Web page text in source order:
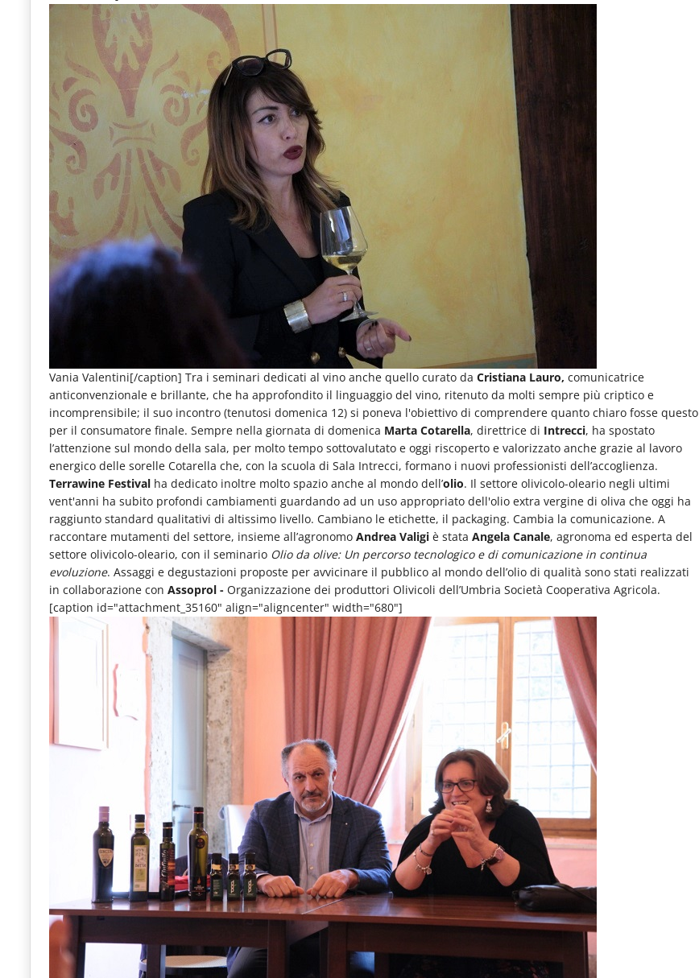
Vania Valentini[/caption] Tra i seminari dedicati al vino anche quello curato da Cristiana Lauro, comunicatrice
anticonvenzionale e brillante, che ha approfondito il linguaggio del vino, ritenuto da molti sempre più criptico e
incomprensibile; il suo incontro (tenutosi domenica 12) si poneva l'obiettivo di comprendere quanto chiaro fosse questo
per il consumatore finale. Sempre nella giornata di domenica Marta Cotarella, direttrice di Intrecci, ha spostato
l’attenzione sul mondo della sala, per molto tempo sottovalutato e oggi riscoperto e valorizzato anche grazie al lavoro
energico delle sorelle Cotarella che, con la scuola di Sala Intrecci, formano i nuovi professionisti dell’accoglienza.
Terrawine Festival ha dedicato inoltre molto spazio anche al mondo dell’olio. Il settore olivicolo-oleario negli ultimi
vent'anni ha subito profondi cambiamenti guardando ad un uso appropriato dell'olio extra vergine di oliva che oggi ha
raggiunto standard qualitativi di altissimo livello. Cambiano le etichette, il packaging. Cambia la comunicazione. A
raccontare mutamenti del settore, insieme all’agronomo Andrea Valigi è stata Angela Canale, agronoma ed esperta del
settore olivicolo-oleario, con il seminario Olio da olive: Un percorso tecnologico e di comunicazione in continua
evoluzione. Assaggi e degustazioni proposte per avvicinare il pubblico al mondo dell’olio di qualità sono stati realizzati
in collaborazione con Assoprol - Organizzazione dei produttori Olivicoli dell’Umbria Società Cooperativa Agricola.
[caption id="attachment_35160" align="aligncenter" width="680"]